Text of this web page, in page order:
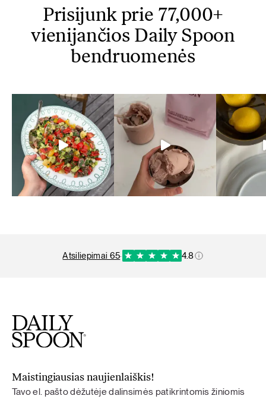
Prisijunk prie 77,000+
vienijančios Daily Spoon
bendruomenės
atsiliepimai 65· 4.8
Maistingiausias naujienlaiškis!
Tavo el. pašto dėžutėje dalinsimės patikrintomis žiniomis